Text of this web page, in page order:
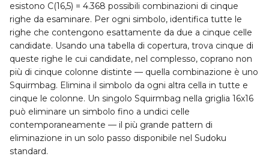
esistono C(16,5) = 4.368 possibili combinazioni di cinque
righe da esaminare. Per ogni simbolo, identifica tutte le
righe che contengono esattamente da due a cinque celle
candidate. Usando una tabella di copertura, trova cinque di
queste righe le cui candidate, nel complesso, coprano non
più di cinque colonne distinte — quella combinazione è uno
Squirmbag. Elimina il simbolo da ogni altra cella in tutte e
cinque le colonne. Un singolo Squirmbag nella griglia 16x16
può eliminare un simbolo fino a undici celle
contemporaneamente — il più grande pattern di
eliminazione in un solo passo disponibile nel Sudoku
standard.